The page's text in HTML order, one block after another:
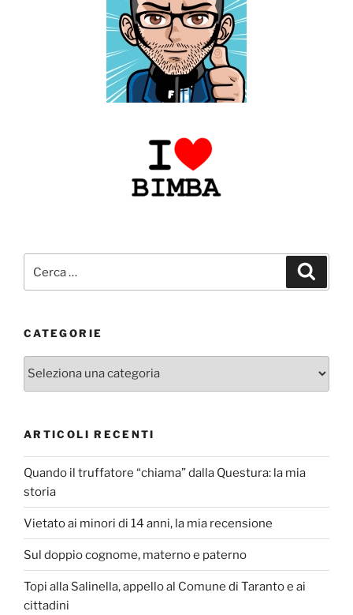
CATEGORIE
Categorie
ARTICOLI RECENTI
Quando il truffatore “chiama” dalla Questura: la mia
storia
Vietato ai minori di 14 anni, la mia recensione
Sul doppio cognome, materno e paterno
Topi alla Salinella, appello al Comune di Taranto e ai
cittadini